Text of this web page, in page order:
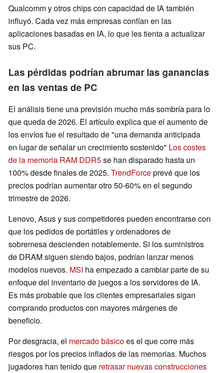
Qualcomm y otros chips con capacidad de IA también
influyó. Cada vez más empresas confían en las
aplicaciones basadas en IA, lo que les tienta a actualizar
sus PC.
Las pérdidas podrían abrumar las ganancias
en las ventas de PC
El análisis tiene una previsión mucho más sombría para lo
que queda de 2026. El artículo explica que el aumento de
los envíos fue el resultado de "una demanda anticipada
en lugar de señalar un crecimiento sostenido" Los costes
de la memoria RAM DDR5se han disparado hasta un
100% desde finales de 2025. TrendForceprevé que los
precios podrían aumentar otro 50-60% en el segundo
trimestre de 2026.
Lenovo, Asus y sus competidores pueden encontrarse con
que los pedidos de portátiles y ordenadores de
sobremesa descienden notablemente. Si los suministros
de DRAM siguen siendo bajos, podrían lanzar menos
modelos nuevos. MSI ha empezado a cambiar parte de su
enfoque del inventario de juegos a los servidores de IA.
Es más probable que los clientes empresariales sigan
comprando productos con mayores márgenes de
beneficio.
Por desgracia, el mercado básicoes el que corre más
riesgos por los precios inflados de las memorias. Muchos
jugadores han tenido que retrasar nuevas construcciones